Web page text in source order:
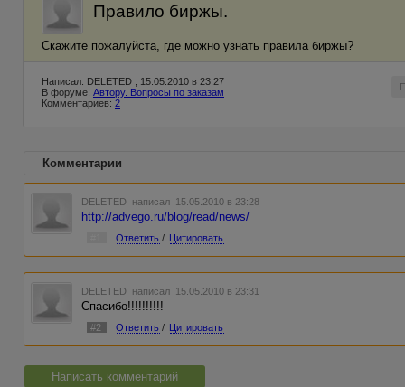
Правило биржы.
Скажите пожалуйста, где можно узнать правила биржы?
Написал: DELETED , 15.05.2010 в 23:27
В форуме: Автору. Вопросы по заказам
Комментариев: 2
Комментарии
DELETED написал 15.05.2010 в 23:28
http://advego.ru/blog/read/news/
Ответить / Цитировать
DELETED написал 15.05.2010 в 23:31
Спасибо!!!!!!!!!!
#2 Ответить / Цитировать
Написать комментарий